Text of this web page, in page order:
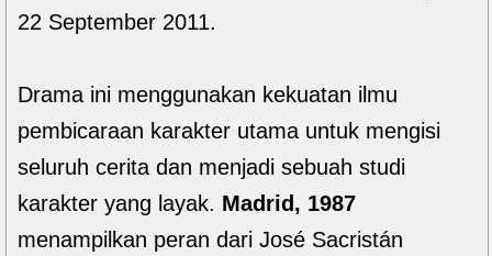
22 September 2011.
Drama ini menggunakan kekuatan ilmu
pembicaraan karakter utama untuk mengisi
seluruh cerita dan menjadi sebuah studi
karakter yang layak. Madrid, 1987
menampilkan peran dari José Sacristán